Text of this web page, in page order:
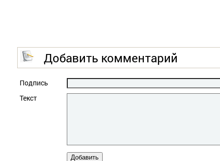
Добавить комментарий
Подпись
Текст